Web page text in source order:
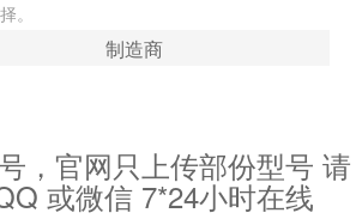
。
制造商
，官网只上传部份型号 请
或微信 7*24小时在线